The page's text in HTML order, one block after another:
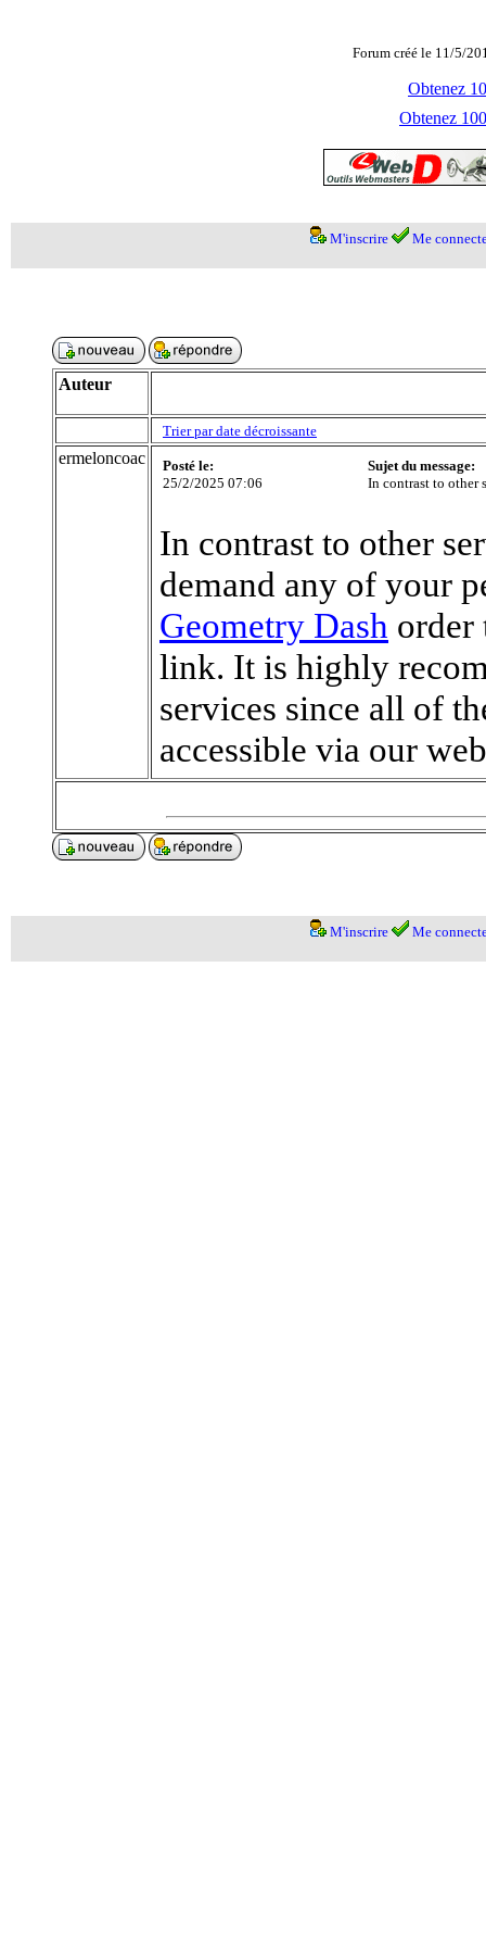
Forum créé le 11/5/
Obtenez
Obtenez
M'inscrire Me
Auteur
Trier par date décroissante
ermeloncoac
Posté le:
25/2/2025 07:06
Sujet du message:
In contrast to other
In contrast to other
demand any of your
Geometry Dash order
link. It is highly
services since all of
accessible via our
M'inscrire Me